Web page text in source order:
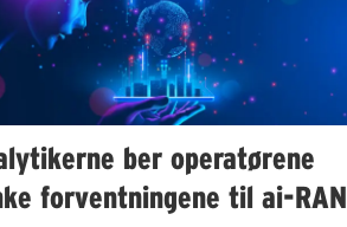
ber operatørene
forventningene til ai-RAN